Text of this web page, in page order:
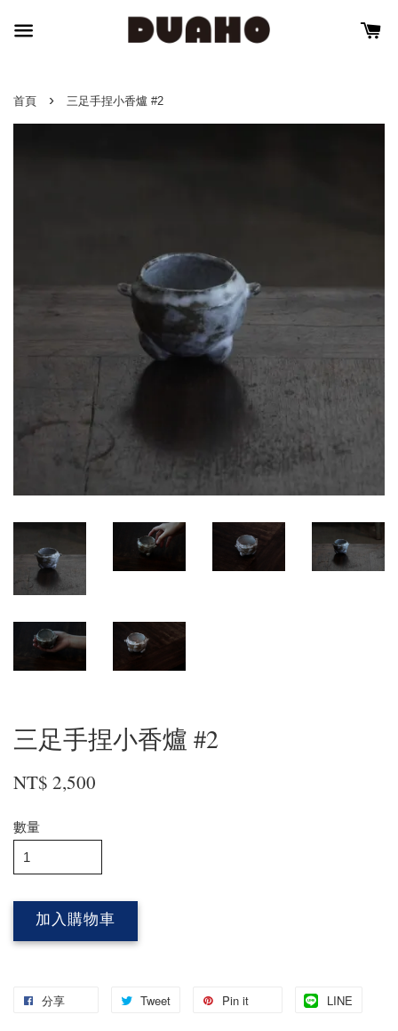
首頁 › 三足手捏小香爐 #2
三足手捏小香爐 #2
NT$ 2,500
數量
加入購物車
分享 Tweet Pin it LINE